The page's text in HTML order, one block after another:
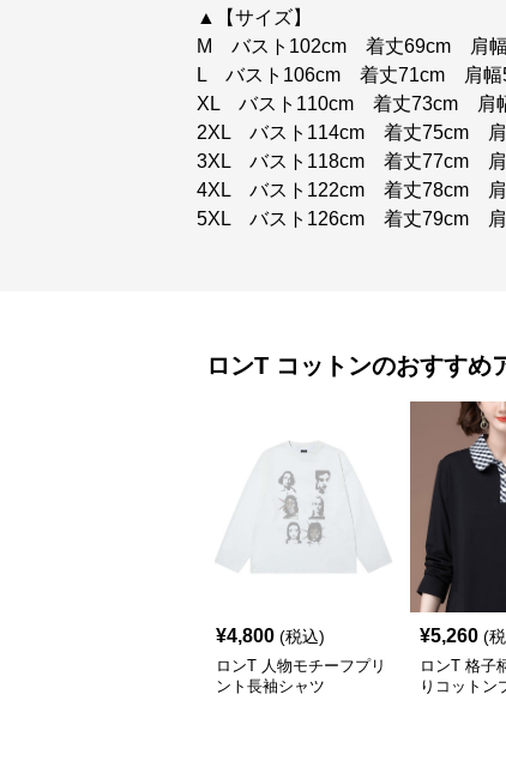
▲【サイズ】
M バスト102cm 着丈69cm 肩
L バスト106cm 着丈71cm 肩幅
XL バスト110cm 着丈73cm 肩
2XL バスト114cm 着丈75cm
3XL バスト118cm 着丈77cm
4XL バスト122cm 着丈78cm
5XL バスト126cm 着丈79cm
ロンT コットンのおすすめ
¥4,800 (税込)
ロンT 人物モチーフプリ
ント長袖シャツ
¥5,260 (
ロンT 格子
りコットン